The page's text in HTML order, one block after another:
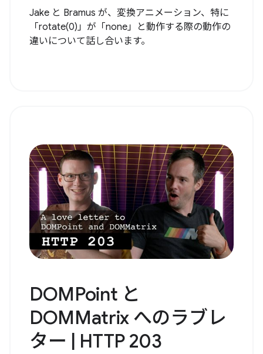
Jake と Bramus が、変換アニメーション、特に
「rotate(0)」が「none」と動作する際の動作の
違いについて話し合います。
DOMPoint と
DOMMatrix へのラブレ
ター | HTTP 203